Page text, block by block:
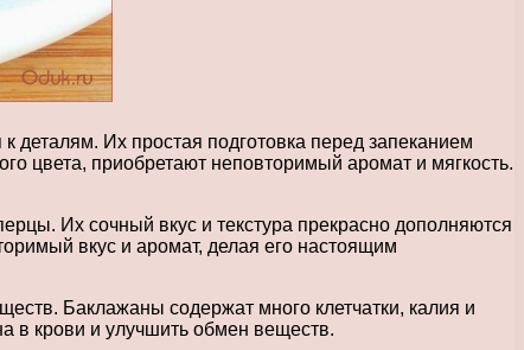
деталям. Их простая подготовка перед запеканием
цвета, приобретают неповторимый аромат и мягкость.
Их сочный вкус и текстура прекрасно дополняются
вкус и аромат, делая его настоящим
Баклажаны содержат много клетчатки, калия и
в крови и улучшить обмен веществ.